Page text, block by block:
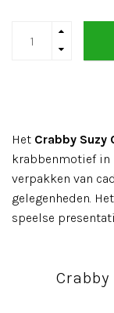
Het Crabby Suzy
krabbenmotief in
verpakken van
gelegenheden.
speelse